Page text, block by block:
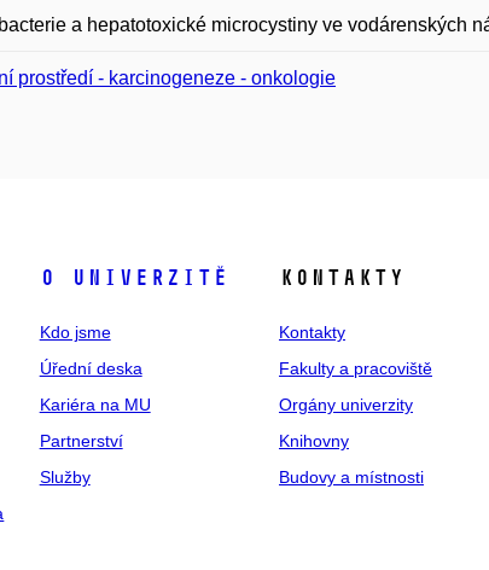
a hepatotoxické microcystiny ve vodárenských
prostředí - karcinogeneze - onkologie
O univerzitě
Kdo jsme
Úřední deska
Kariéra na MU
Partnerství
Služby
Kontakty
Kontakty
Fakulty a pracoviště
Orgány univerzity
Knihovny
Budovy a místnosti